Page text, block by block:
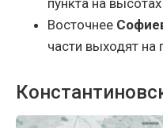
пункта на
Восточнее
части выходят на